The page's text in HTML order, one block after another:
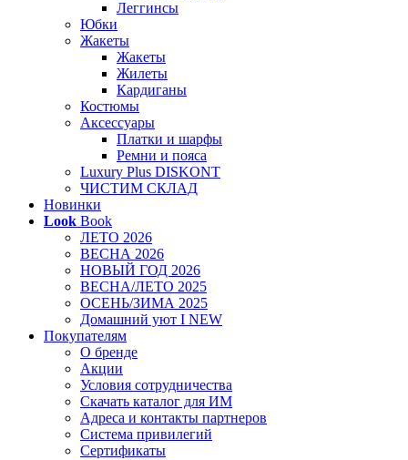
Леггинсы
Юбки
Жакеты
Жакеты
Жилеты
Кардиганы
Костюмы
Аксессуары
Платки и шарфы
Ремни и пояса
Luxury Plus DISKONT
ЧИСТИМ СКЛАД
Новинки
Look Book
ЛЕТО 2026
ВЕСНА 2026
НОВЫЙ ГОД 2026
ВЕСНА/ЛЕТО 2025
ОСЕНЬ/ЗИМА 2025
Домашний уют I NEW
Покупателям
О бренде
Акции
Условия сотрудничества
Скачать каталог для ИМ
Адреса и контакты партнеров
Система привилегий
Сертификаты